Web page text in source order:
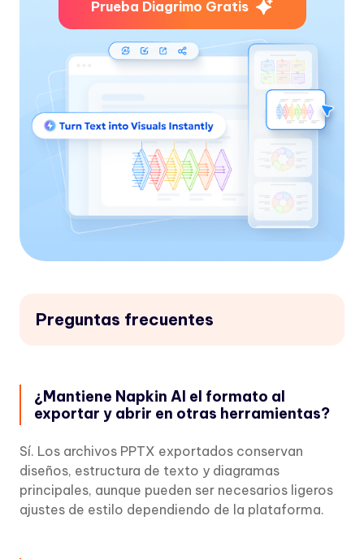
Prueba Diagrimo Gratis
Preguntas frecuentes
¿Mantiene Napkin AI el formato al
exportar y abrir en otras herramientas?
Sí. Los archivos PPTX exportados conservan
diseños, estructura de texto y diagramas
principales, aunque pueden ser necesarios ligeros
ajustes de estilo dependiendo de la plataforma.